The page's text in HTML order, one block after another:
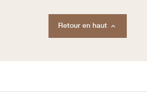
Retour en haut 